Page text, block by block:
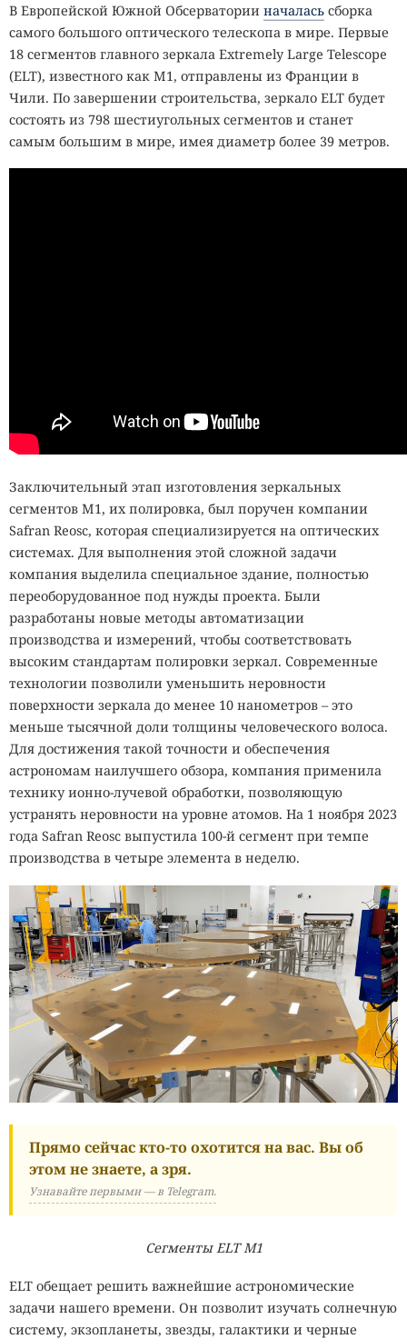
В Европейской Южной Обсерватории началась сборка
самого большого оптического телескопа в мире. Первые
18 сегментов главного зеркала Extremely Large Telescope
(ELT), известного как M1, отправлены из Франции в
Чили. По завершении строительства, зеркало ELT будет
состоять из 798 шестиугольных сегментов и станет
самым большим в мире, имея диаметр более 39 метров.
Заключительный этап изготовления зеркальных
сегментов M1, их полировка, был поручен компании
Safran Reosc, которая специализируется на оптических
системах. Для выполнения этой сложной задачи
компания выделила специальное здание, полностью
переоборудованное под нужды проекта. Были
разработаны новые методы автоматизации
производства и измерений, чтобы соответствовать
высоким стандартам полировки зеркал. Современные
технологии позволили уменьшить неровности
поверхности зеркала до менее 10 нанометров – это
меньше тысячной доли толщины человеческого волоса.
Для достижения такой точности и обеспечения
астрономам наилучшего обзора, компания применила
технику ионно-лучевой обработки, позволяющую
устранять неровности на уровне атомов. На 1 ноября 2023
года Safran Reosc выпустила 100-й сегмент при темпе
производства в четыре элемента в неделю.
Прямо сейчас кто-то охотится на вас. Вы об
этом не знаете, а зря.
Узнавайте первыми — в Telegram.
Сегменты ELT M1
ELT обещает решить важнейшие астрономические
задачи нашего времени. Он позволит изучать солнечную
систему, экзопланеты, звезды, галактики и черные